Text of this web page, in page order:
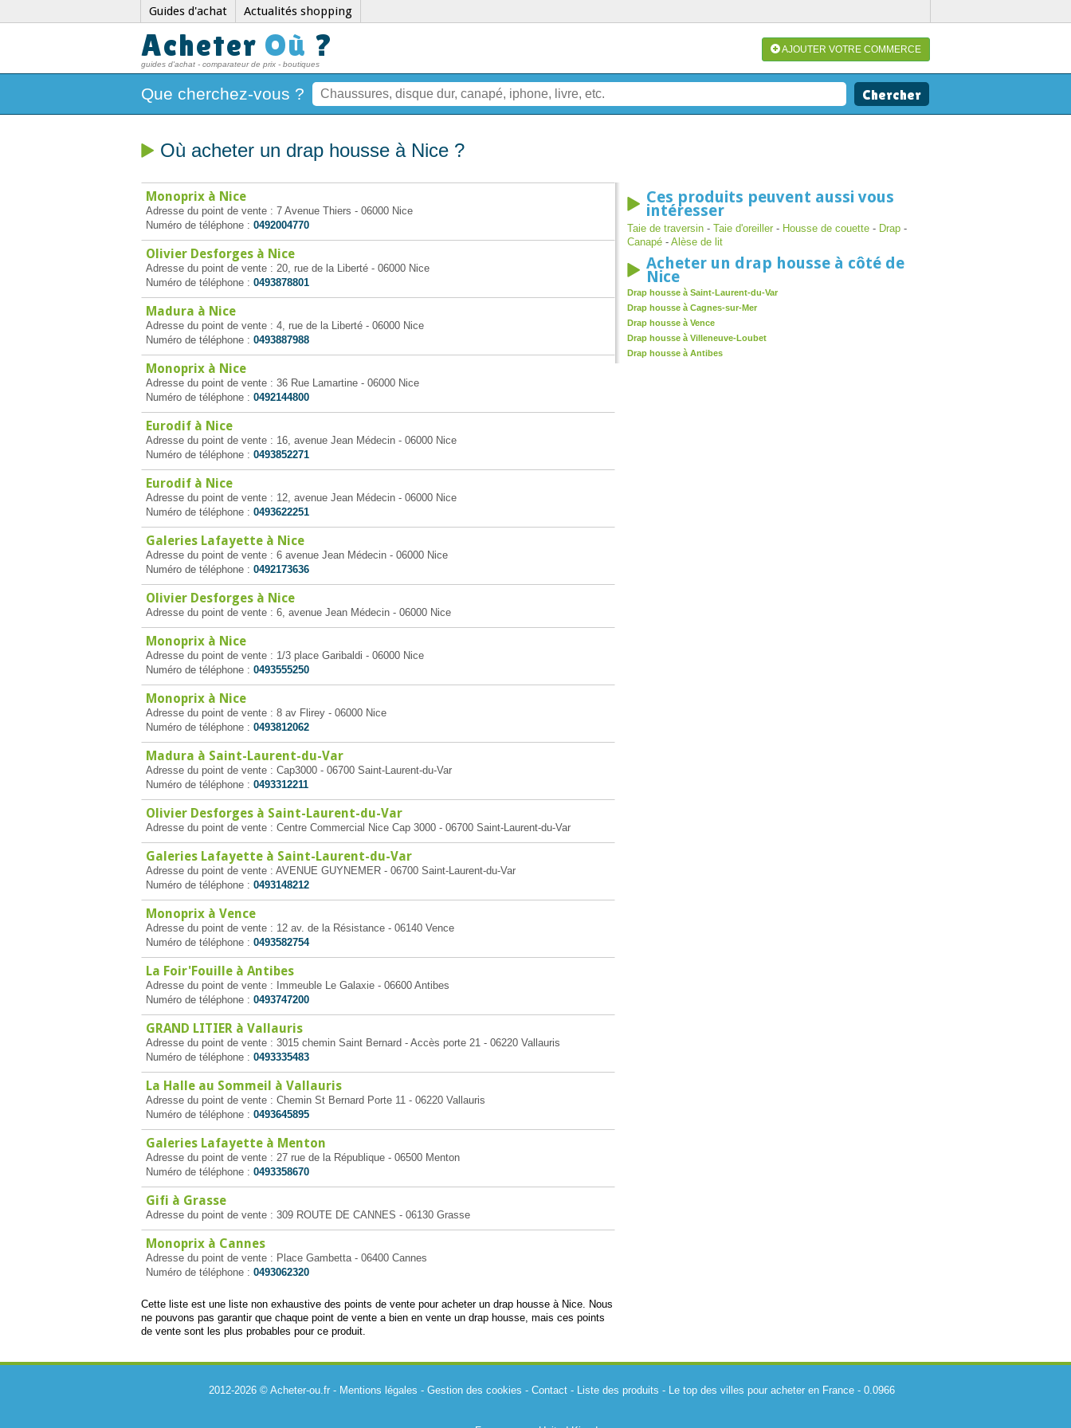
Guides d'achat Actualités shopping
Acheter Où ?
guides d'achat - comparateur de prix - boutiques
AJOUTER VOTRE COMMERCE
Que cherchez-vous ?
Où acheter un drap housse à Nice ?
Monoprix à Nice
Adresse du point de vente : 7 Avenue Thiers - 06000 Nice
Numéro de téléphone : 0492004770
Olivier Desforges à Nice
Adresse du point de vente : 20, rue de la Liberté - 06000 Nice
Numéro de téléphone : 0493878801
Madura à Nice
Adresse du point de vente : 4, rue de la Liberté - 06000 Nice
Numéro de téléphone : 0493887988
Monoprix à Nice
Adresse du point de vente : 36 Rue Lamartine - 06000 Nice
Numéro de téléphone : 0492144800
Eurodif à Nice
Adresse du point de vente : 16, avenue Jean Médecin - 06000 Nice
Numéro de téléphone : 0493852271
Eurodif à Nice
Adresse du point de vente : 12, avenue Jean Médecin - 06000 Nice
Numéro de téléphone : 0493622251
Galeries Lafayette à Nice
Adresse du point de vente : 6 avenue Jean Médecin - 06000 Nice
Numéro de téléphone : 0492173636
Olivier Desforges à Nice
Adresse du point de vente : 6, avenue Jean Médecin - 06000 Nice
Monoprix à Nice
Adresse du point de vente : 1/3 place Garibaldi - 06000 Nice
Numéro de téléphone : 0493555250
Monoprix à Nice
Adresse du point de vente : 8 av Flirey - 06000 Nice
Numéro de téléphone : 0493812062
Madura à Saint-Laurent-du-Var
Adresse du point de vente : Cap3000 - 06700 Saint-Laurent-du-Var
Numéro de téléphone : 0493312211
Olivier Desforges à Saint-Laurent-du-Var
Adresse du point de vente : Centre Commercial Nice Cap 3000 - 06700 Saint-Laurent-du-Var
Galeries Lafayette à Saint-Laurent-du-Var
Adresse du point de vente : AVENUE GUYNEMER - 06700 Saint-Laurent-du-Var
Numéro de téléphone : 0493148212
Monoprix à Vence
Adresse du point de vente : 12 av. de la Résistance - 06140 Vence
Numéro de téléphone : 0493582754
La Foir'Fouille à Antibes
Adresse du point de vente : Immeuble Le Galaxie - 06600 Antibes
Numéro de téléphone : 0493747200
GRAND LITIER à Vallauris
Adresse du point de vente : 3015 chemin Saint Bernard - Accès porte 21 - 06220 Vallauris
Numéro de téléphone : 0493335483
La Halle au Sommeil à Vallauris
Adresse du point de vente : Chemin St Bernard Porte 11 - 06220 Vallauris
Numéro de téléphone : 0493645895
Galeries Lafayette à Menton
Adresse du point de vente : 27 rue de la République - 06500 Menton
Numéro de téléphone : 0493358670
Gifi à Grasse
Adresse du point de vente : 309 ROUTE DE CANNES - 06130 Grasse
Monoprix à Cannes
Adresse du point de vente : Place Gambetta - 06400 Cannes
Numéro de téléphone : 0493062320
Cette liste est une liste non exhaustive des points de vente pour acheter un drap housse à Nice. Nous
ne pouvons pas garantir que chaque point de vente a bien en vente un drap housse, mais ces points
de vente sont les plus probables pour ce produit.
Ces produits peuvent aussi vous
intéresser
Taie de traversin - Taie d'oreiller - Housse de couette - Drap -
Canapé - Alèse de lit
Acheter un drap housse à côté de
Nice
Drap housse à Saint-Laurent-du-Var
Drap housse à Cagnes-sur-Mer
Drap housse à Vence
Drap housse à Villeneuve-Loubet
Drap housse à Antibes
2012-2026 © Acheter-ou.fr - Mentions légales - Gestion des cookies - Contact- Liste des produits - Le top des villes pour acheter en France- 0.0966